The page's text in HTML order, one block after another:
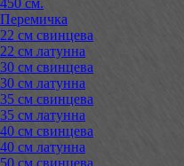
450 см.
Перемичка
22 см свинцева
22 см латунна
30 см свинцева
30 см латунна
35 см свинцева
35 см латунна
40 см свинцева
40 см латунна